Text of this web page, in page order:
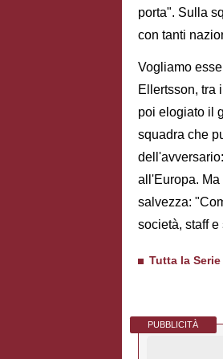
porta". Sulla
con tanti
Vogliamo
Ellertsson, tra
poi elogiato il
squadra che
all'Europa.
salvezza:
società, staff
Tutta la
PUBBLICITÀ